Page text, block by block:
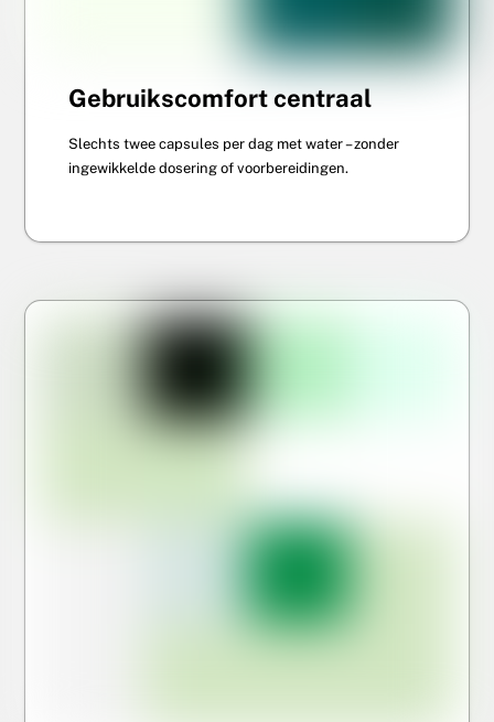
Gebruikscomfort centraal
Slechts twee capsules per dag met water – zonder
ingewikkelde dosering of voorbereidingen.